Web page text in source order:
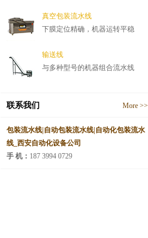
真空包装流水线
下膜定位精确，机器运转平稳
输送线
与多种型号的机器组合流水线
联系我们 More >>
包装流水线|自动包装流水线|自动化包装流水
线_西安自动化设备公司
手 机： 187 3994 0729